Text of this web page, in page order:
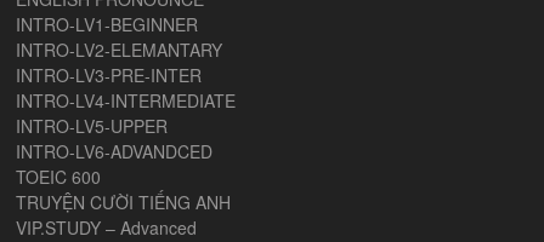
INTRO-LV1-BEGINNER
INTRO-LV2-ELEMANTARY
INTRO-LV3-PRE-INTER
INTRO-LV4-INTERMEDIATE
INTRO-LV5-UPPER
INTRO-LV6-ADVANDCED
TOEIC 600
TRUYỆN CƯỜI TIẾNG ANH
VIP.STUDY – Advanced